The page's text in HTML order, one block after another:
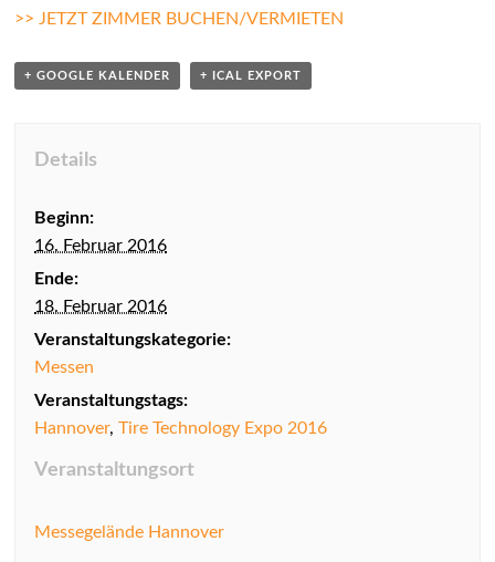
t
l
>> JETZT ZIMMER BUCHEN/VERMIETEN
+ GOOGLE KALENDER + ICAL EXPORT
Details
Beginn:
16. Februar 2016
Ende:
18. Februar 2016
Veranstaltungskategorie:
Messen
Veranstaltungstags:
Hannover,Tire Technology Expo 2016
Veranstaltungsort
Messegelände Hannover